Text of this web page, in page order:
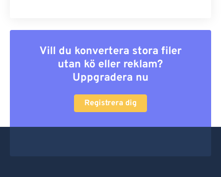
Vill du konvertera stora filer
utan kö eller reklam?
Uppgradera nu
Registrera dig